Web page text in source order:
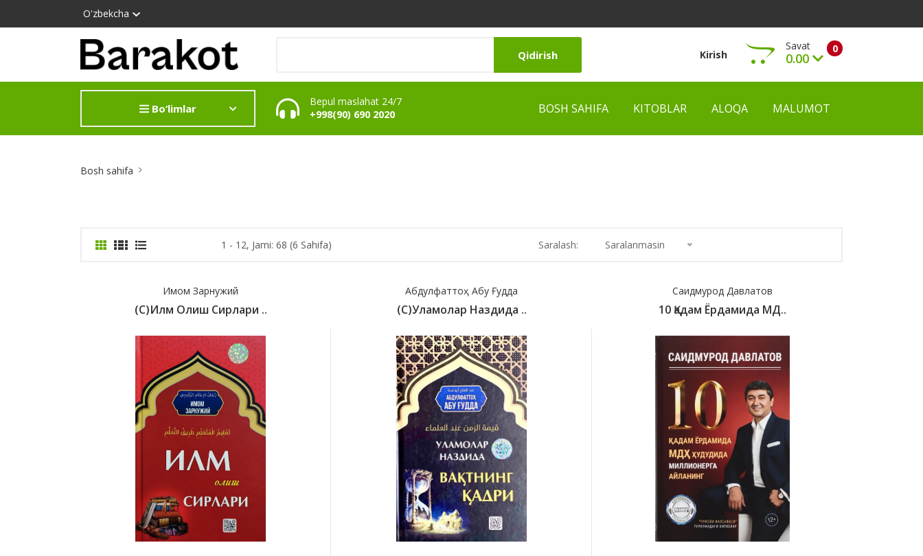
O'zbekcha
Qidirish Kirish 0
Savat
0.00
Ko‘rish
Bo‘limlar
Bepul maslahat 24/7
+998(90) 690 2020
BOSH SAHIFA KITOBLAR ALOQA MALUMOT
Bosh sahifa
1 - 12, Jami: 68 (6 Sahifa) Saralash: Saralanmasin
Имом Зарнужий
(с)Илм Олиш Сирлари ..
Абдулфаттоҳ Абу Ғудда
(с)Уламолар Наздида ..
Саидмурод Давлатов
10 Қадам Ёрдамида МД..